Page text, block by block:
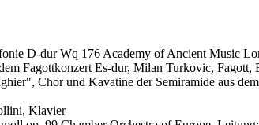
D-dur Wq 176 Academy of Ancient Music
Fagottkonzert Es-dur, Milan Turkovic,
Chor und Kavatine der Semiramide aus
Klavier